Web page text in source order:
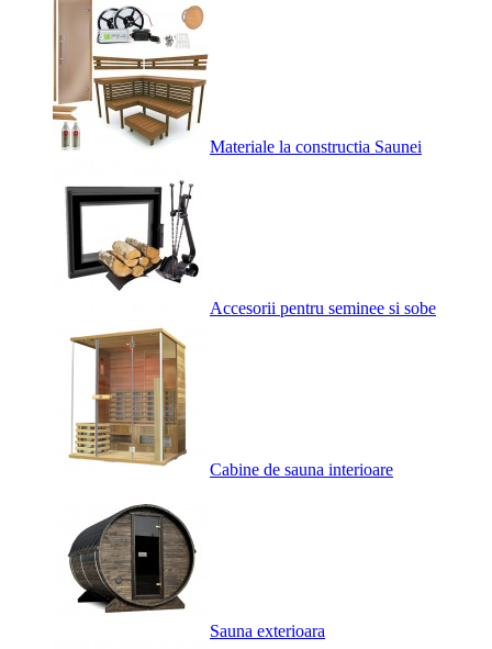
Materiale la constructia Saunei
Accesorii pentru seminee si sobe
Cabine de sauna interioare
Sauna exterioara